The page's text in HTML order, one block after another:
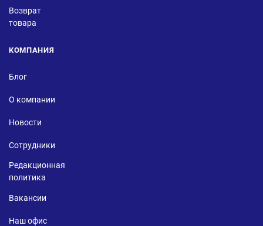
Возврат
товара
КОМПАНИЯ
Блог
О компании
Новости
Сотрудники
Редакционная
политика
Вакансии
Наш офис